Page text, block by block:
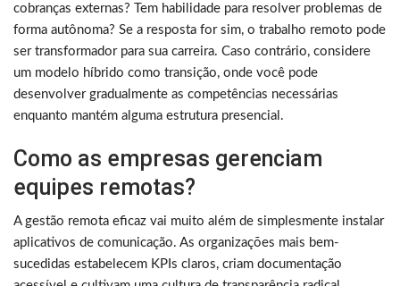
cobranças externas? Tem habilidade para resolver problemas de
forma autônoma? Se a resposta for sim, o trabalho remoto pode
ser transformador para sua carreira. Caso contrário, considere
um modelo híbrido como transição, onde você pode
desenvolver gradualmente as competências necessárias
enquanto mantém alguma estrutura presencial.
Como as empresas gerenciam
equipes remotas?
A gestão remota eficaz vai muito além de simplesmente instalar
aplicativos de comunicação. As organizações mais bem-
sucedidas estabelecem KPIs claros, criam documentação